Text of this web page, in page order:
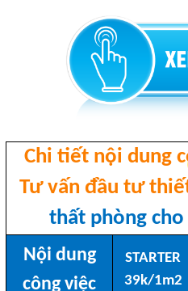
Chi tiết nội dung
Tư vấn đầu tư
thất phòng cho
Nội dung
công việc
STARTER
39k/1m2